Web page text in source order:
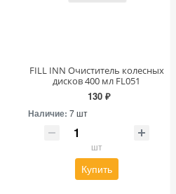
FILL INN Очиститель колесных
дисков 400 мл FL051
130 ₽
Наличие: 7 шт
шт
Купить